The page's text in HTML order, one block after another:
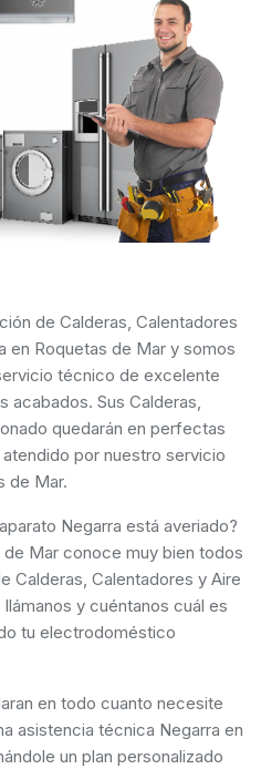
de Calderas, Calentadores
en Roquetas de Mar y somos
técnico de excelente
acabados. Sus Calderas,
quedarán en perfectas
por nuestro servicio
de Mar.
Negarra está averiado?
Mar conoce muy bien todos
Calderas, Calentadores y Aire
y cuéntanos cuál es
tu electrodoméstico
en todo cuanto necesite
asistencia técnica Negarra en
un plan personalizado